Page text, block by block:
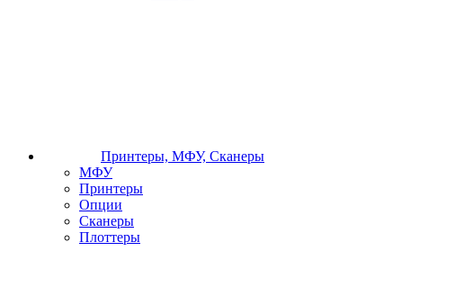
Принтеры, МФУ, Сканеры
МФУ
Принтеры
Опции
Сканеры
Плоттеры